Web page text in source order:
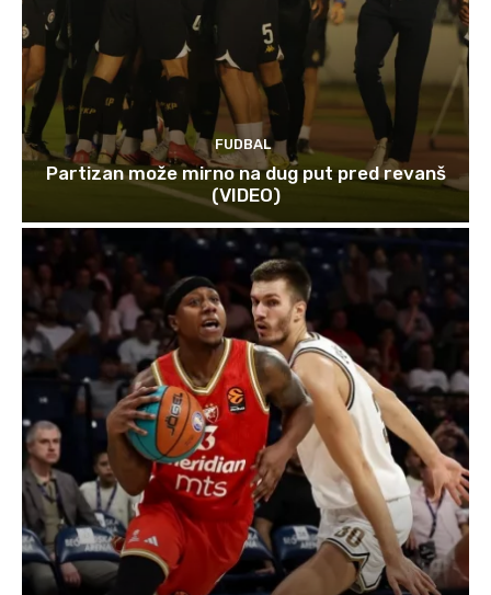
FUDBAL
Partizan može mirno na dug put pred revanš
(VIDEO)